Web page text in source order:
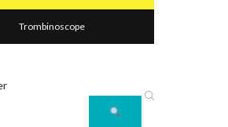
Trombinoscope